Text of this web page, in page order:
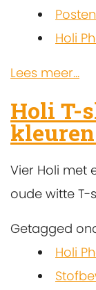
Holi
Lees meer...
Holi T-
Vier Holi met
oude witte T-
Getagged
Holi